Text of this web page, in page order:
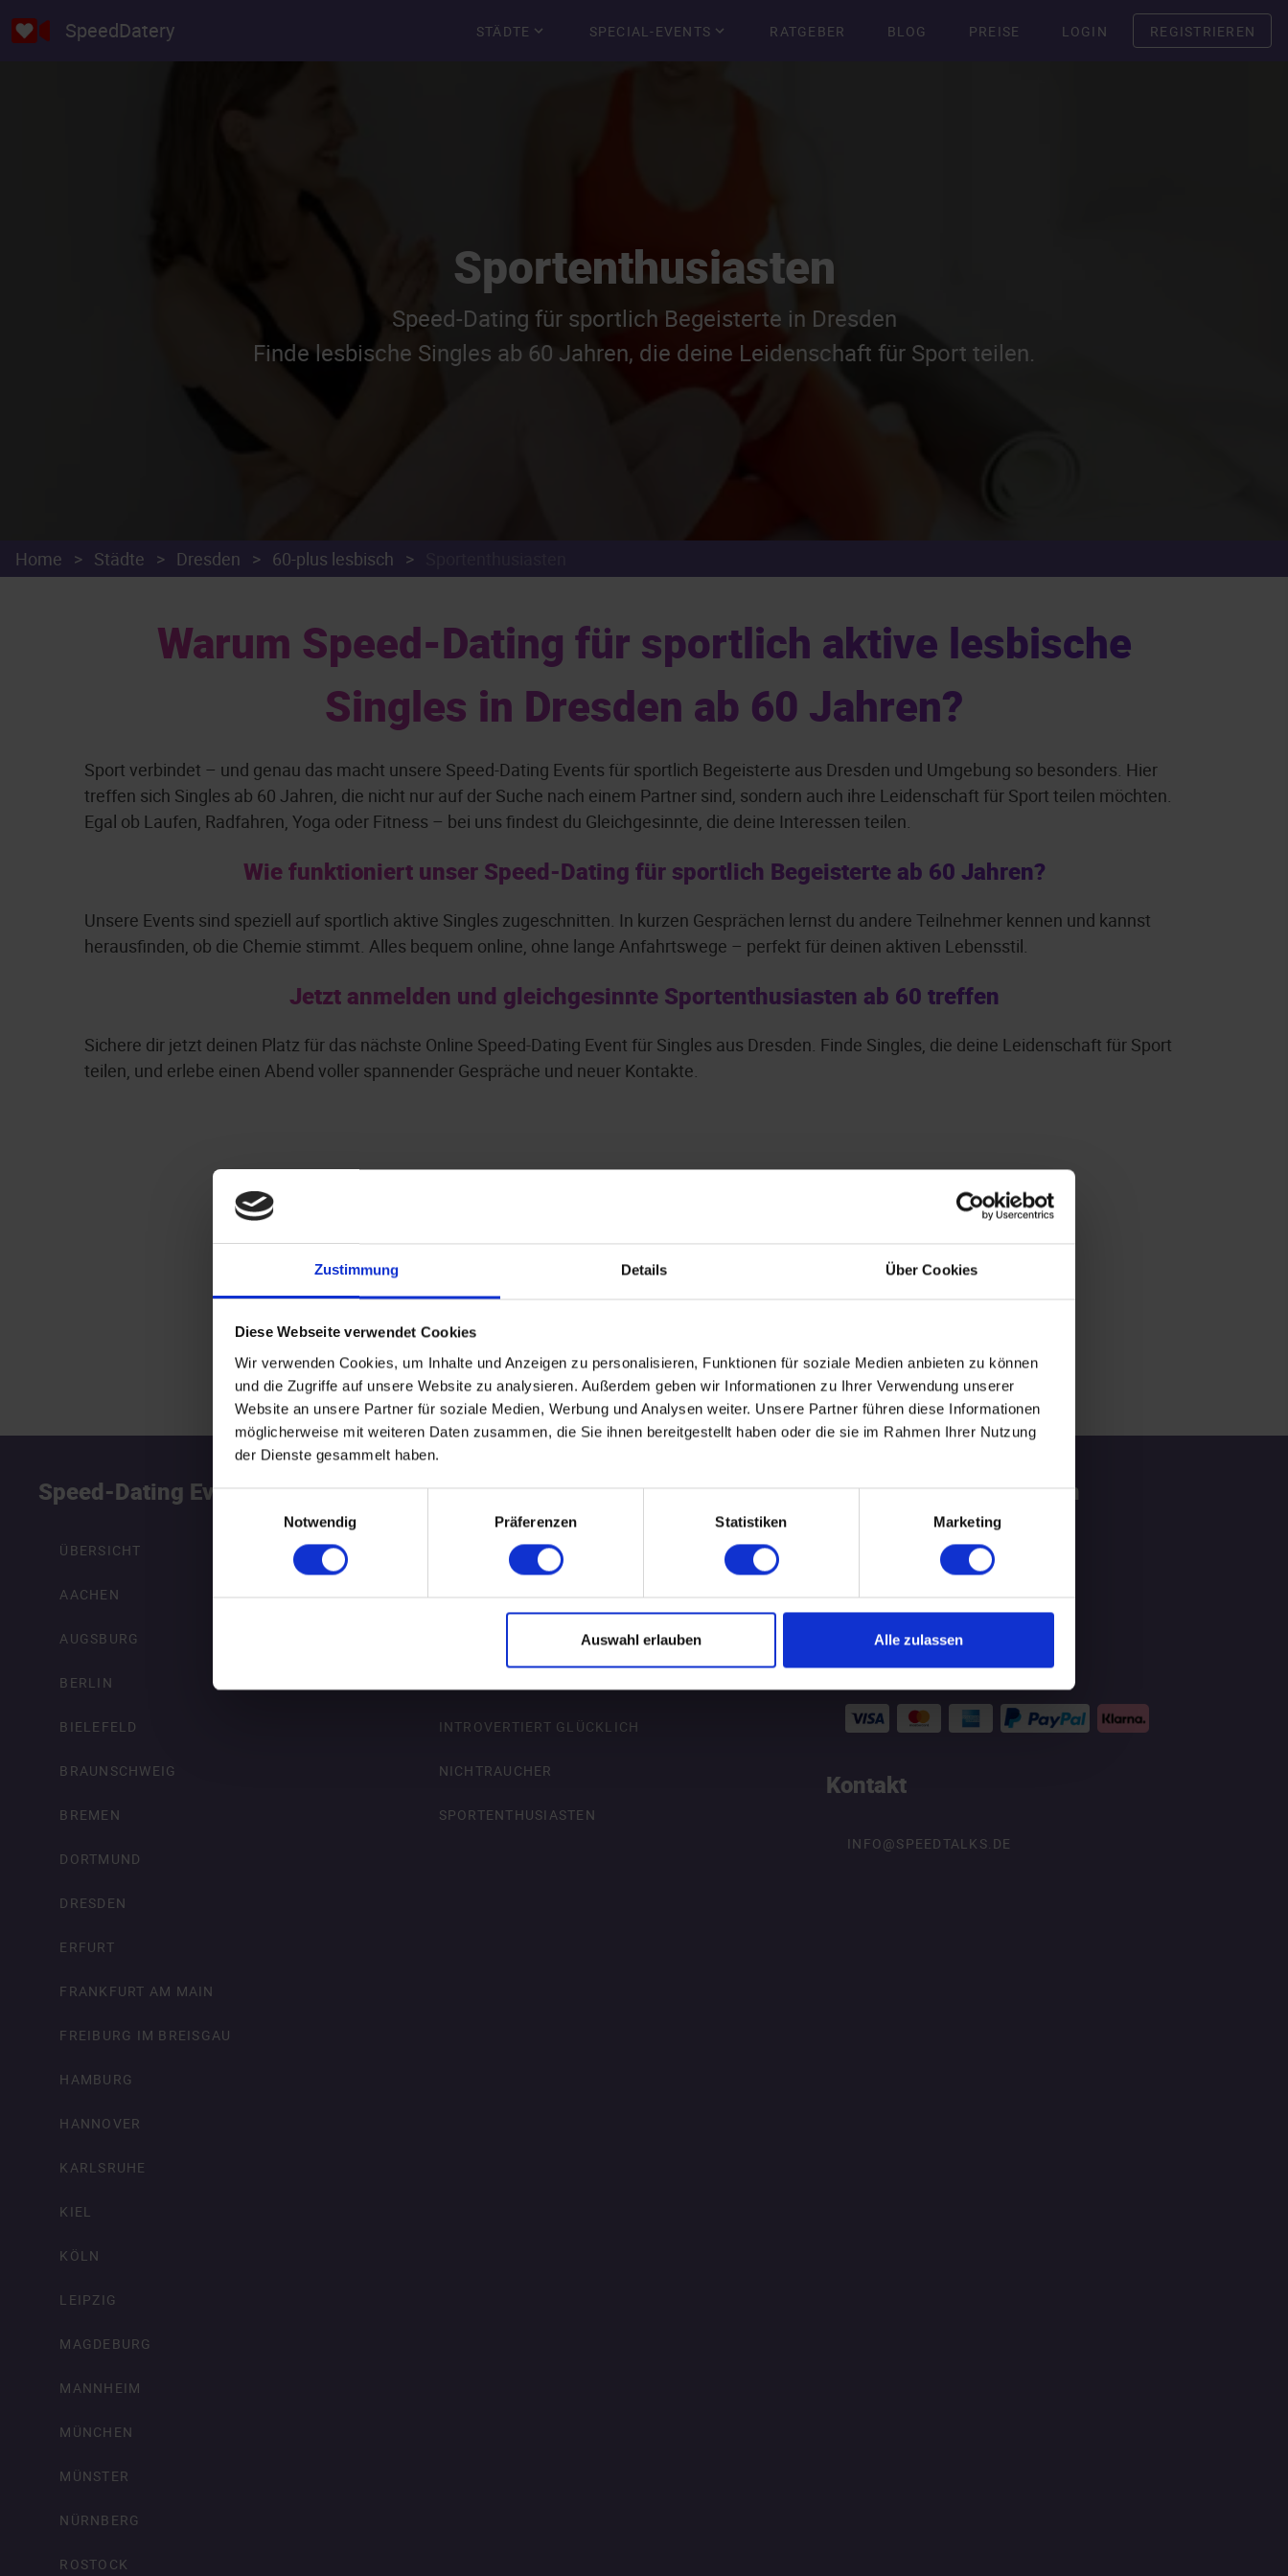
Zustimmung Details Über Cookies
Diese Webseite verwendet Cookies
Wir verwenden Cookies, um Inhalte und Anzeigen zu personalisieren, Funktionen für soziale Medien anbieten zu können
und die Zugriffe auf unsere Website zu analysieren. Außerdem geben wir Informationen zu Ihrer Verwendung unserer
Website an unsere Partner für soziale Medien, Werbung und Analysen weiter. Unsere Partner führen diese Informationen
möglicherweise mit weiteren Daten zusammen, die Sie ihnen bereitgestellt haben oder die sie im Rahmen Ihrer Nutzung
der Dienste gesammelt haben.
Notwendig
Präferenzen Statistiken Marketing
Auswahl erlauben Alle zulassen
SpeedDatery STÄDTE SPECIAL-EVENTS RATGEBER BLOG PREISE LOGIN REGISTRIEREN
Sportenthusiasten
Speed-Dating für sportlich Begeisterte in Dresden
Finde lesbische Singles ab 60 Jahren, die deine Leidenschaft für Sport teilen.
Home > Städte > Dresden > 60-plus lesbisch >
Warum Speed-Dating für sportlich aktive lesbische
Singles in Dresden ab 60 Jahren?
Sport verbindet – und genau das macht unsere Speed-Dating Events für sportlich Begeisterte aus Dresden und Umgebung so besonders. Hier
treffen sich Singles ab 60 Jahren, die nicht nur auf der Suche nach einem Partner sind, sondern auch ihre Leidenschaft für Sport teilen möchten.
Egal ob Laufen, Radfahren, Yoga oder Fitness – bei uns findest du Gleichgesinnte, die deine Interessen teilen.
Wie funktioniert unser Speed-Dating für sportlich Begeisterte ab 60 Jahren?
Unsere Events sind speziell auf sportlich aktive Singles zugeschnitten. In kurzen Gesprächen lernst du andere Teilnehmer kennen und kannst
herausfinden, ob die Chemie stimmt. Alles bequem online, ohne lange Anfahrtswege – perfekt für deinen aktiven Lebensstil.
Jetzt anmelden und gleichgesinnte Sportenthusiasten ab 60 treffen
Sichere dir jetzt deinen Platz für das nächste Online Speed-Dating Event für Singles aus Dresden. Finde Singles, die deine Leidenschaft für Sport
teilen, und erlebe einen Abend voller spannender Gespräche und neuer Kontakte.
WEITERE EVENTS IN DRESDEN .
Speed-Dating Events
ÜBERSICHT
AACHEN
AUGSBURG
BERLIN
BIELEFELD
BRAUNSCHWEIG
BREMEN
DORTMUND
DRESDEN
ERFURT
FRANKFURT AM MAIN
FREIBURG IM BREISGAU
HAMBURG
HANNOVER
KARLSRUHE
KIEL
KÖLN
LEIPZIG
MAGDEBURG
MANNHEIM
MÜNCHEN
MÜNSTER
NÜRNBERG
ROSTOCK
Special-Events
ÜBERSICHT
AKADEMIKER
ALLEINERZIEHENDE SINGLES
INTROVERTIERT GLÜCKLICH
NICHTRAUCHER
SPORTENTHUSIASTEN
Nützliche Informationen
BLOG
Zahlungsmittel
Kontakt
INFO@SPEEDTALKS.DE